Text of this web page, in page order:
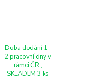
Doba dodání 1-
2 pracovní dny v
rámci ČR ,
SKLADEM 3 ks